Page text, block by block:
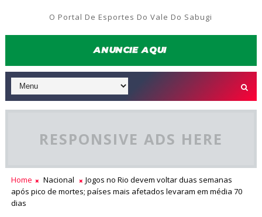
O Portal De Esportes Do Vale Do Sabugi
RESPONSIVE ADS HERE
Home Nacional
Jogos no Rio devem voltar duas semanas
após pico de mortes; países mais afetados levaram em média 70
dias